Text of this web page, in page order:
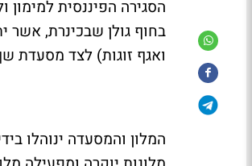
הסגירה הפיננסית למימון
ואגף זוגות) לצד מסעדת
המלון והמסעדה ינוהלו